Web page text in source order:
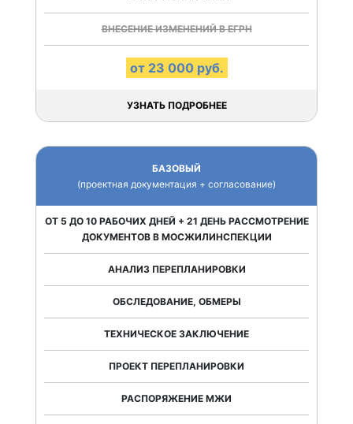
ВНЕСЕНИЕ ИЗМЕНЕНИЙ В ЕГРН
от 23 000 руб.
УЗНАТЬ ПОДРОБНЕЕ
БАЗОВЫЙ
(проектная документация + согласование)
ОТ 5 ДО 10 РАБОЧИХ ДНЕЙ + 21 ДЕНЬ РАССМОТРЕНИЕ
ДОКУМЕНТОВ В МОСЖИЛИНСПЕКЦИИ
АНАЛИЗ ПЕРЕПЛАНИРОВКИ
ОБСЛЕДОВАНИЕ, ОБМЕРЫ
ТЕХНИЧЕСКОЕ ЗАКЛЮЧЕНИЕ
ПРОЕКТ ПЕРЕПЛАНИРОВКИ
РАСПОРЯЖЕНИЕ МЖИ